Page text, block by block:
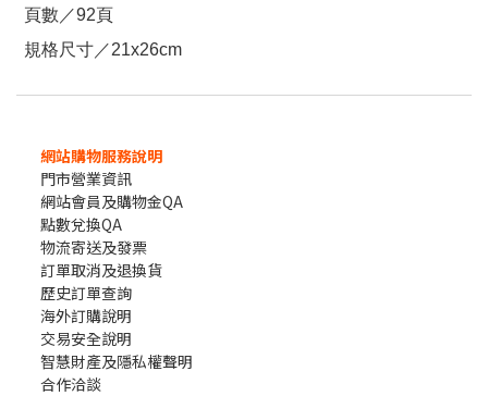
頁數／92頁
規格尺寸／21x26cm
網站購物服務說明
門市營業資訊
網站會員及購物金QA
點數兌換QA
物流寄送及發票
訂單取消及退換貨
歷史訂單查詢
海外訂購說明
交易安全說明
智慧財產及隱私權聲明
合作洽談